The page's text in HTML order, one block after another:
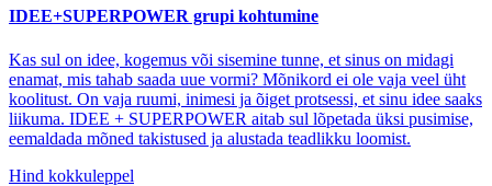
IDEE+SUPERPOWER grupi kohtumine
Kas sul on idee, kogemus või sisemine tunne, et sinus on midagi
enamat, mis tahab saada uue vormi? Mõnikord ei ole vaja veel üht
koolitust. On vaja ruumi, inimesi ja õiget protsessi, et sinu idee saaks
liikuma. IDEE + SUPERPOWER aitab sul lõpetada üksi pusimise,
eemaldada mõned takistused ja alustada teadlikku loomist.
Hind kokkuleppel